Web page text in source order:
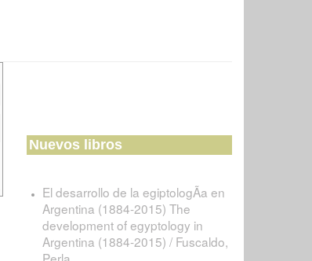
Nuevos libros
El desarrollo de la egiptologÃ­a en
Argentina (1884-2015) The
development of egyptology in
Argentina (1884-2015) / Fuscaldo,